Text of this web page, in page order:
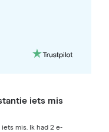
iets mis
mis. Ik had 2 e-